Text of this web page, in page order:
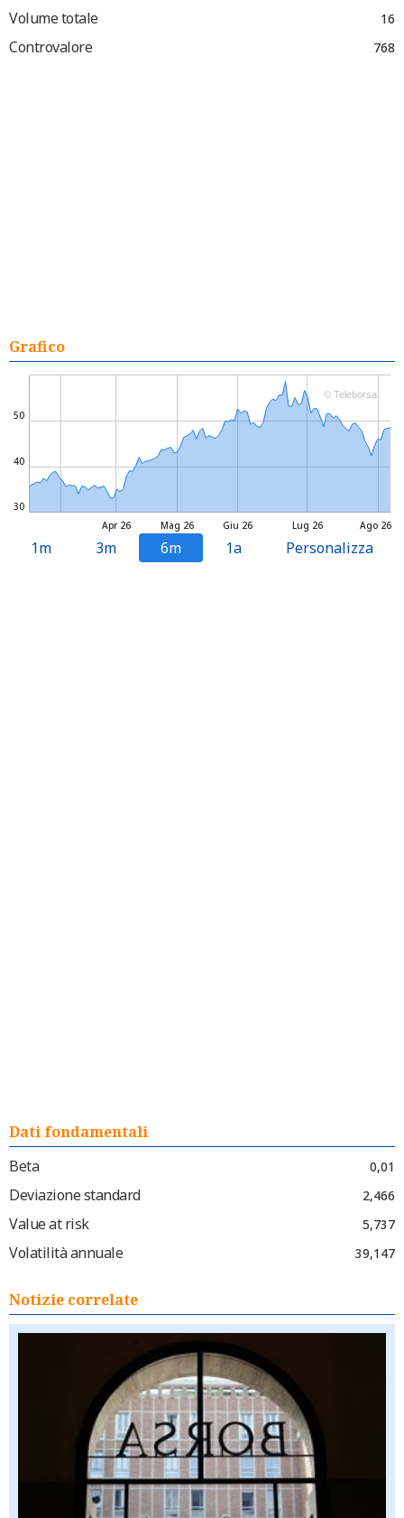
Volume totale 16
Controvalore 768
Grafico
Mag 26 Lug 26
Apr 26 Giu 26 Ago 26
30
40
50
© Teleborsa
1m 3m 6m 1a Personalizza
Dati fondamentali
Beta
0,01
Deviazione standard 2,466
Value at risk 5,737
Volatilità annuale 39,147
Notizie correlate